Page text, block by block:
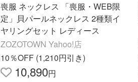
喪服 ネックレス 「喪服・WEB限
定」貝パールネックレス 2種類イ
ヤリングセット レディース
ZOZOTOWN Yahoo!店
10％OFF (1,210円引き)
10,890円